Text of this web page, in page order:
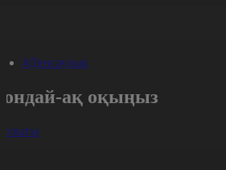
#Денсаулық
ақ оқыңыз